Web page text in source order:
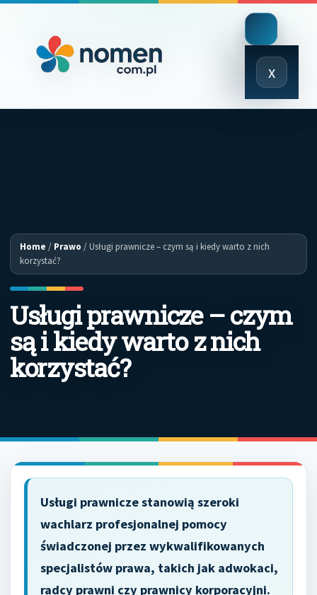
x
Close
Menu
Home / Prawo /Usługi prawnicze – czym są i kiedy warto z nich
korzystać?
Usługi prawnicze – czym
są i kiedy warto z nich
korzystać?
Usługi prawnicze stanowią szeroki
wachlarz profesjonalnej pomocy
świadczonej przez wykwalifikowanych
specjalistów prawa, takich jak adwokaci,
radcy prawni czy prawnicy korporacyjni.